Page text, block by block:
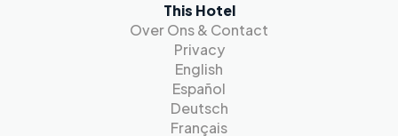
This Hotel
Over Ons & Contact
Privacy
English
Español
Deutsch
Français